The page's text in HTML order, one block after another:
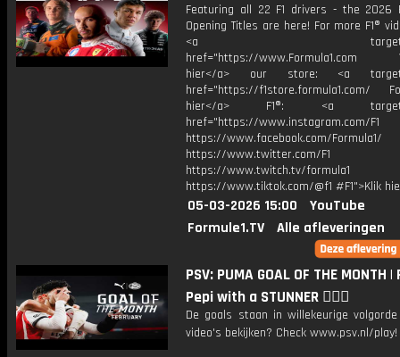
Featuring all 22 F1 drivers - the 2026
Opening Titles are here! For more F1®
<a
href="https://www.Formula1.com
hier</a> our store: <a
href="https://f1store.formula1.com/
hier</a> F1®: <a
href="https://www.instagram.com/F1
https://www.facebook.com/Formula1/
https://www.twitter.com/F1
https://www.twitch.tv/formula1
https://www.tiktok.com/@f1 #F1">Klik
05-03-2026 15:00
YouTube
Formule1.TV
Alle afleveringen
PSV: PUMA GOAL OF THE MONTH
Pepi with a STUNNER 😮‍💨🚀
De goals staan in willekeurige
video's bekijken? Check www.psv.nl/